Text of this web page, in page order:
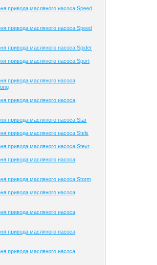
привода масляного насоса Speed
привода масляного насоса Speed
привода масляного насоса Spider
привода масляного насоса Sport
привода масляного насоса
привода масляного насоса
привода масляного насоса Star
привода масляного насоса Stels
привода масляного насоса Steyr
привода масляного насоса
привода масляного насоса Storm
привода масляного насоса
привода масляного насоса
привода масляного насоса
привода масляного насоса